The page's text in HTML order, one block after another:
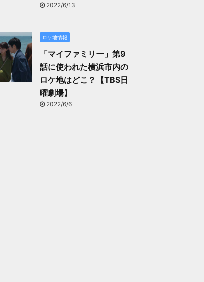
2022/6/13
ロケ地情報
「マイファミリー」第9
話に使われた横浜市内の
ロケ地はどこ？【TBS日
曜劇場】
2022/6/6